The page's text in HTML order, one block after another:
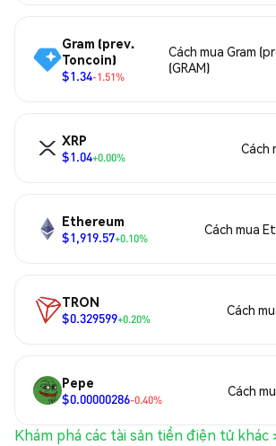
Gram (prev.
Toncoin)
$1.34-1.51%
Cách mua Gram
(GRAM)
XRP
$1.04+0.00%
Cách
Ethereum
$1,919.57+0.10%
Cách mua
TRON
$0.329599+0.20%
Cách
Pepe
$0.00000286-0.40%
Cách
Khám phá các tài sản tiền điện tử khác